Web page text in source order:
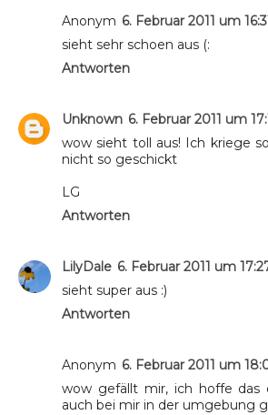
Anonym 6. Februar 2011 um
sieht sehr schoen aus (:
Antworten
Unknown 6. Februar 2011 um
wow sieht toll aus! Ich kriege
nicht so geschickt
LG
Antworten
LilyDale 6. Februar 2011 um
sieht super aus :)
Antworten
Anonym 6. Februar 2011 um
wow gefällt mir, ich hoffe das
auch bei mir in der umgebung